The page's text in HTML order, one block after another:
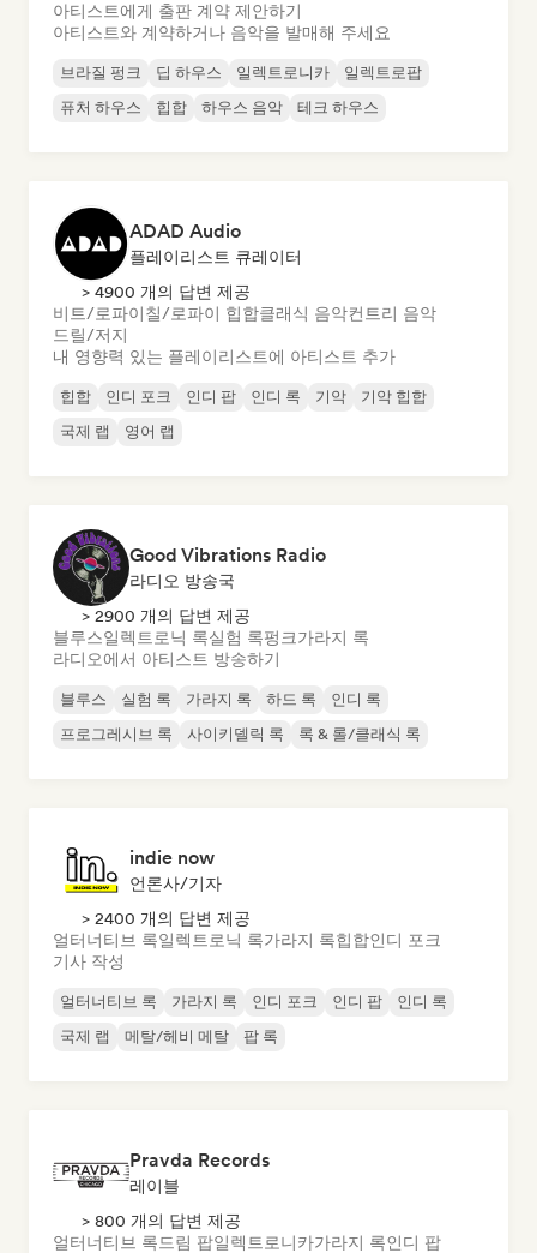
아티스트에게 출판 계약 제안하기
아티스트와 계약하거나 음악을 발매해 주세요
브라질 펑크 딥 하우스 일렉트로니카
일렉트로팝
퓨처 하우스
힙합 하우스 음악 테크 하우스
ADAD Audio
플레이리스트 큐레이터
> 4900 개의 답변 제공
비트/로파이칠/로파이 힙합클래식 음악컨트리 음악
드릴/저지
내 영향력 있는 플레이리스트에 아티스트 추가
힙합 인디 포크 인디 팝 인디 록 기악
기악 힙합
국제 랩
영어 랩
Good Vibrations Radio
라디오 방송국
> 2900 개의 답변 제공
블루스일렉트로닉 록실험 록펑크가라지 록
라디오에서 아티스트 방송하기
블루스 실험 록 가라지 록 하드 록
인디 록
프로그레시브 록
사이키델릭 록 록 & 롤/클래식 록
indie now
언론사/기자
> 2400 개의 답변 제공
얼터너티브 록일렉트로닉 록가라지 록힙합인디 포크
기사 작성
얼터너티브 록 가라지 록 인디 포크 인디 팝
인디 록
국제 랩
메탈/헤비 메탈 팝 록
Pravda Records
레이블
> 800 개의 답변 제공
얼터너티브 록드림 팝일렉트로니카가라지 록인디 팝